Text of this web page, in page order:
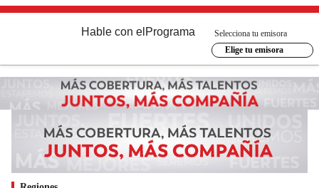
Hable con el Programa
Selecciona tu emisora
Elige tu emisora